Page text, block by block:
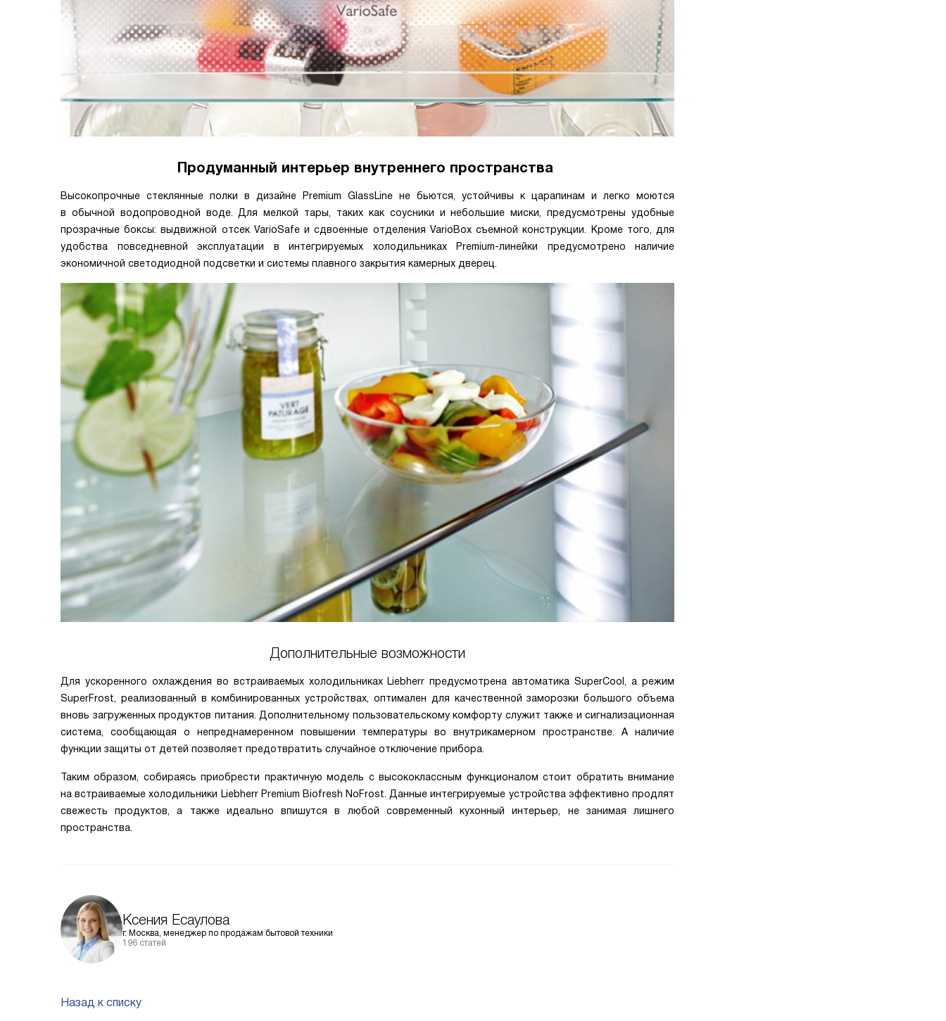
Продуманный интерьер внутреннего пространства
Высокопрочные стеклянные полки в дизайне Premium GlassLine не бьются, устойчивы к царапинам и легко моются
в обычной водопроводной воде. Для мелкой тары, таких как соусники и небольшие миски, предусмотрены удобные
прозрачные боксы: выдвижной отсек VarioSafe и сдвоенные отделения VarioBox съемной конструкции. Кроме того, для
удобства повседневной эксплуатации в интегрируемых холодильниках Premium-линейки предусмотрено наличие
экономичной светодиодной подсветки и системы плавного закрытия камерных дверец.
Дополнительные возможности
Для ускоренного охлаждения во встраиваемых холодильниках Liebherr предусмотрена автоматика SuperCool, а режим
SuperFrost, реализованный в комбинированных устройствах, оптимален для качественной заморозки большого объема
вновь загруженных продуктов питания. Дополнительному пользовательскому комфорту служит также и сигнализационная
система, сообщающая о непреднамеренном повышении температуры во внутрикамерном пространстве. А наличие
функции защиты от детей позволяет предотвратить случайное отключение прибора.
Таким образом, собираясь приобрести практичную модель с высококлассным функционалом стоит обратить внимание
на встраиваемые холодильники Liebherr Premium Biofresh NoFrost. Данные интегрируемые устройства эффективно продлят
свежесть продуктов, а также идеально впишутся в любой современный кухонный интерьер, не занимая лишнего
пространства.
Ксения Есаулова
г. Москва, менеджер по продажам бытовой техники
196 статей
Назад к списку